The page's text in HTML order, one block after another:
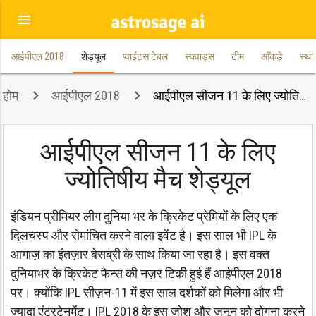
menu
आईपीएल 2018 शेड्यूल प्वाइंट्स टेबल स्क्वाड्स टीम आँकड़े
होम आईपीएल 2018 आईपीएल सीजन 11 के लिए ज्योतिषीय मैच शेड्यूल
आईपीएल सीजन 11 के लिए
ज्योतिषीय मैच शेड्यूल
इंडियन प्रीमियर लीग दुनिया भर के क्रिकेट प्रेमियों के लिए एक
दिलचस्प और रोमांचित करने वाला इवेंट है। इस साल भी IPL के
आगाज़ का इंतज़ार बेसब्री के साथ किया जा रहा है। इस वक्त
दुनियाभर के क्रिकेट फैन्स की नज़र टिकी हुई हैं आईपीएल 2018
पर। क्योंकि IPL सीज़न-11 में इस साल दर्शकों को मिलेगा और भी
ज्यादा एंटरटेनमेंट। IPL 2018 के इस जोश और जुनून को दोगुना करने